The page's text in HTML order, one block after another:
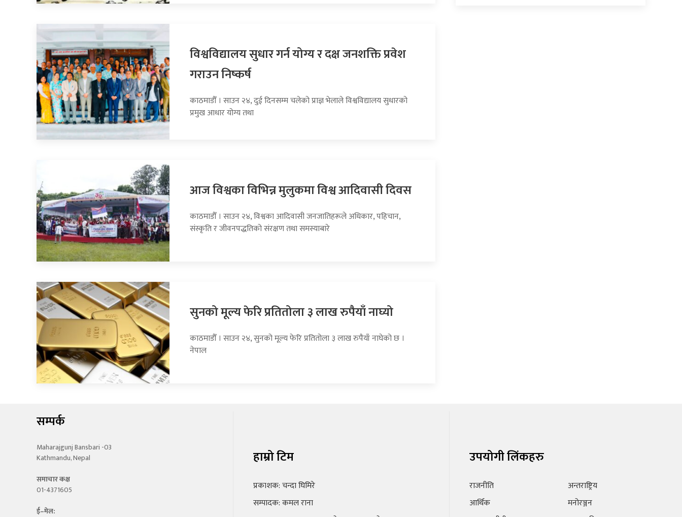
विश्वविद्यालय सुधार गर्न योग्य र दक्ष जनशक्ति प्रवेश
गराउन निष्कर्ष
काठमाडौँ । साउन २४, दुई दिनसम्म चलेको प्राज्ञ भेलाले विश्वविद्यालय सुधारको
प्रमुख आधार योग्य तथा
आज विश्वका विभिन्न मुलुकमा विश्व आदिवासी दिवस
काठमाडौँ । साउन २४, विश्वका आदिवासी जनजातिहरूले अधिकार, पहिचान,
संस्कृति र जीवनपद्धतिको संरक्षण तथा समस्याबारे
सुनको मूल्य फेरि प्रतितोला ३ लाख रुपैयाँ नाघ्यो
काठमाडौँ । साउन २४, सुनको मूल्य फेरि प्रतितोला ३ लाख रुपैयाँ नाघेको छ ।
नेपाल
सम्पर्क
Maharajgunj Bansbari -03
Kathmandu, Nepal
समाचार कक्ष
01-4371605
ई–मेल:
हाम्रो टिम
प्रकाशक: चन्दा घिमिरे
सम्पादक: कमल राना
उपयोगी लिंकहरु
राजनीति
आर्थिक
अन्तराष्ट्रिय
मनोरञ्जन